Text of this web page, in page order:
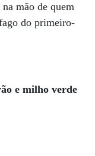
mão de quem
do primeiro-
e milho verde